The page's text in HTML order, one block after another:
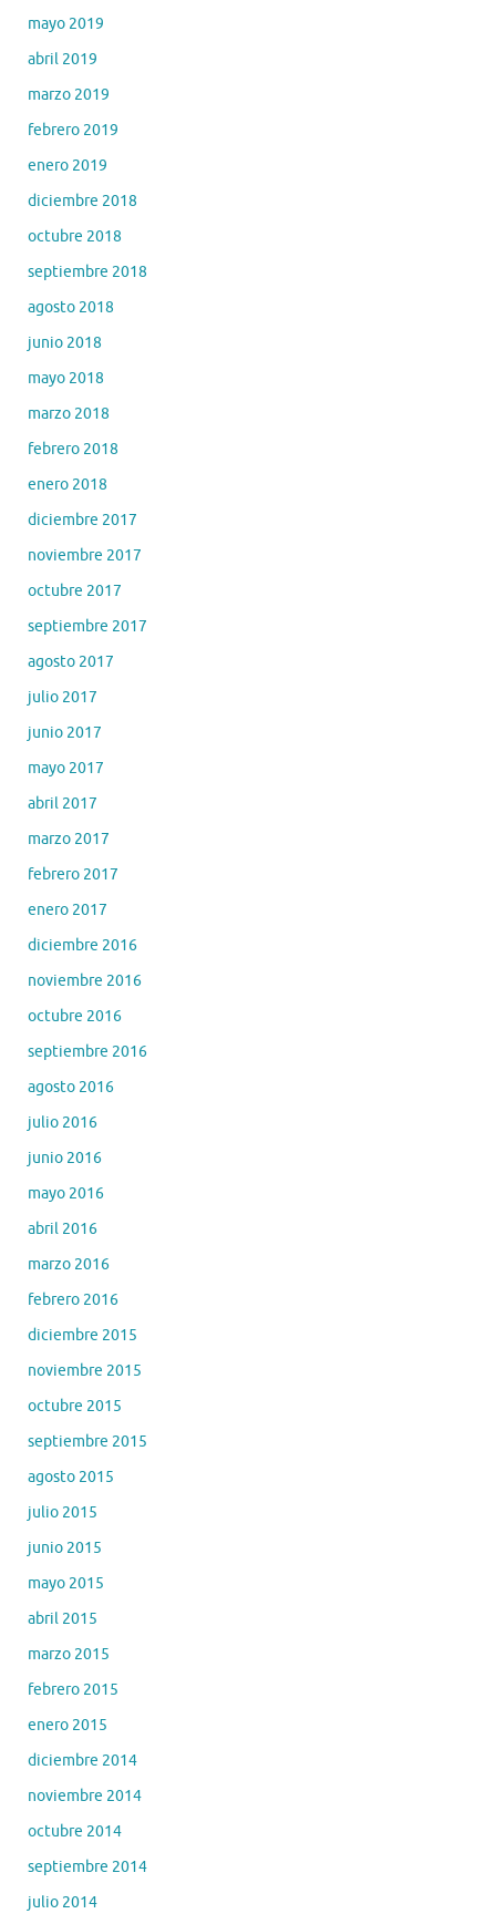
mayo 2019
abril 2019
marzo 2019
febrero 2019
enero 2019
diciembre 2018
octubre 2018
septiembre 2018
agosto 2018
junio 2018
mayo 2018
marzo 2018
febrero 2018
enero 2018
diciembre 2017
noviembre 2017
octubre 2017
septiembre 2017
agosto 2017
julio 2017
junio 2017
mayo 2017
abril 2017
marzo 2017
febrero 2017
enero 2017
diciembre 2016
noviembre 2016
octubre 2016
septiembre 2016
agosto 2016
julio 2016
junio 2016
mayo 2016
abril 2016
marzo 2016
febrero 2016
diciembre 2015
noviembre 2015
octubre 2015
septiembre 2015
agosto 2015
julio 2015
junio 2015
mayo 2015
abril 2015
marzo 2015
febrero 2015
enero 2015
diciembre 2014
noviembre 2014
octubre 2014
septiembre 2014
julio 2014